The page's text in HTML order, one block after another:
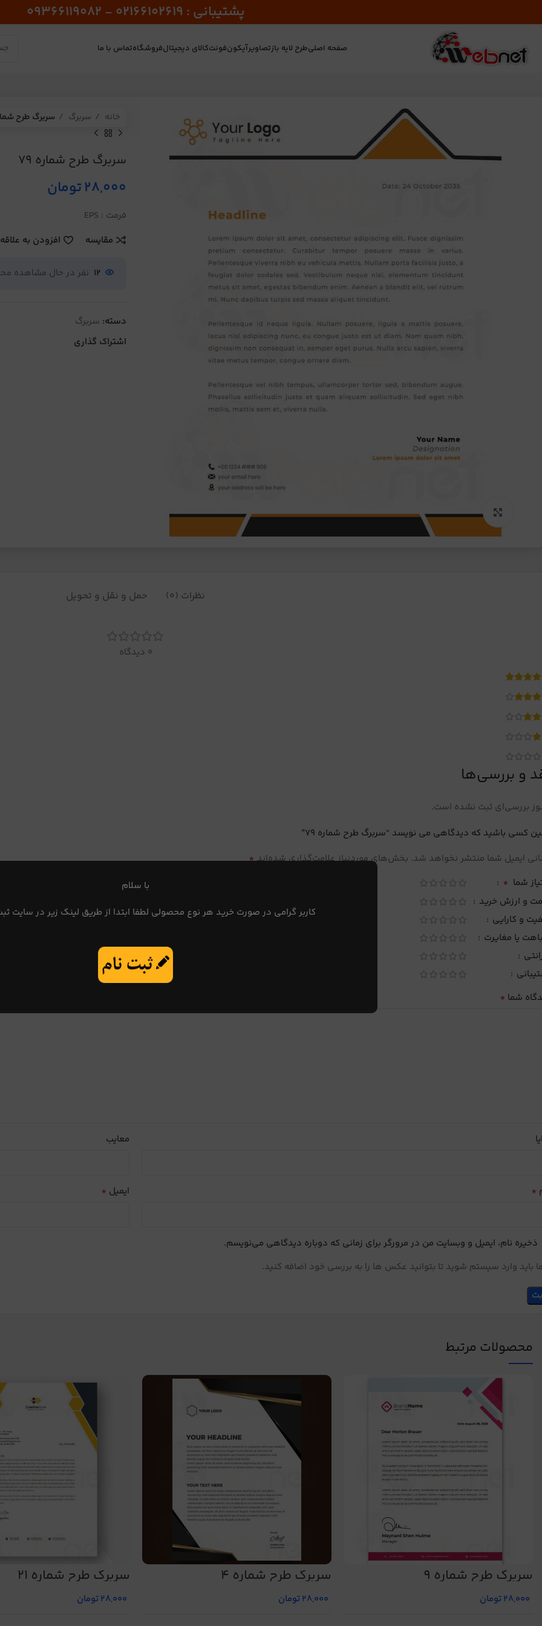
با سلام
کاربر گرامی در صورت خرید هر نوع محصولی لطفا ابتدا از طریق لینک زیر در سایت
پشتیبانی : 02166102619 - 09366119082
صفحه اصلیطرح لایه بازتصاویرآیکونفونتکالای دیجیتالفروشگاهتماس با ما
برای بزرگنمایی کلیک کنید
خانه سربرگ سربرگ طرح
سربرگ طرح شماره 79
28,000تومان
فرمت : EPS
مقایسه
افزودن به
12 نفر در حال مشاهده
دسته: سربرگ
اشتراک گذاری
نظرات (0) حمل و نقل و تحویل
0 دیدگاه
و بررسی‌ها
بررسی‌ای ثبت نشده است.
کسی باشید که دیدگاهی می نویسد “سربرگ طرح شماره 79”
ایمیل شما منتشر نخواهد شد. بخش‌های موردنیاز علامت‌گذاری شده‌اند*
شما *
و ارزش خرید
و کارایی
یا مغایرت
شما *
معایب
* ایمیل *
ذخیره نام، ایمیل و وبسایت من در مرورگر برای زمانی که دوباره دیدگاهی می‌نویسم.
باید وارد سیستم شوید تا بتوانید عکس ها را به بررسی خود اضافه کنید.
محصولات مرتبط
سربرگ طرح شماره 9
28,000تومان
سربرگ طرح شماره 4
28,000تومان
سربرگ طرح شماره 21
28,000تومان